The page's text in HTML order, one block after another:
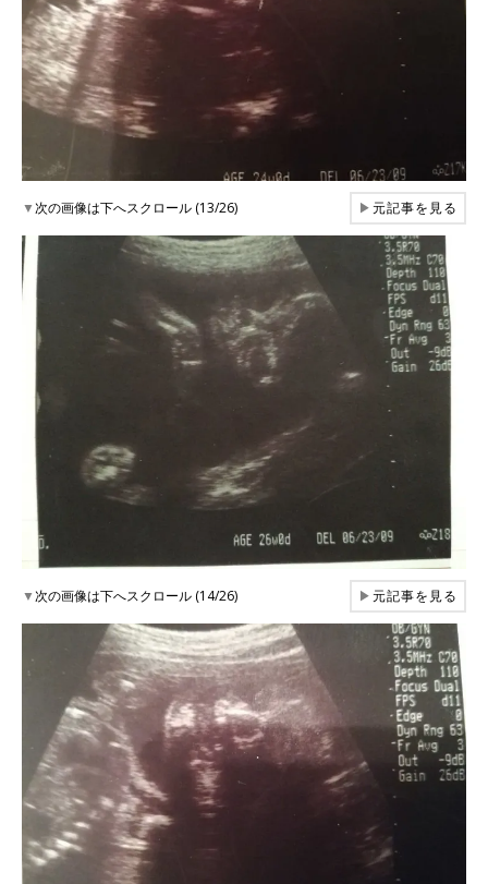
▼次の画像は下へスクロール (13/26) ▶元記事を見る
▼次の画像は下へスクロール (14/26) ▶元記事を見る